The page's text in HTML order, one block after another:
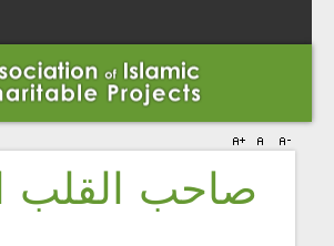
صاحب القلب